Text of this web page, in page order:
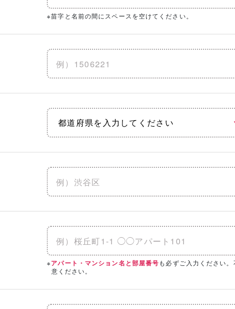
※苗字と名前の間にスペースを空けてください。
※アパート・マンション名と部屋番号も必ずご入力ください
意ください。